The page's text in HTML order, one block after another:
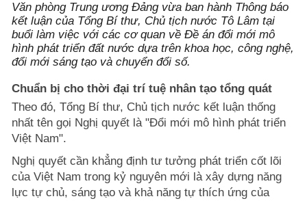
Văn phòng Trung ương Đảng vừa ban hành Thông báo
kết luận của Tổng Bí thư, Chủ tịch nước Tô Lâm tại
buổi làm việc với các cơ quan về Đề án đổi mới mô
hình phát triển đất nước dựa trên khoa học, công nghệ,
đổi mới sáng tạo và chuyển đổi số.
Chuẩn bị cho thời đại trí tuệ nhân tạo tổng quát
Theo đó, Tổng Bí thư, Chủ tịch nước kết luận thống
nhất tên gọi Nghị quyết là "Đổi mới mô hình phát triển
Việt Nam".
Nghị quyết cần khẳng định tư tưởng phát triển cốt lõi
của Việt Nam trong kỷ nguyên mới là xây dựng năng
lực tự chủ, sáng tạo và khả năng tự thích ứng của